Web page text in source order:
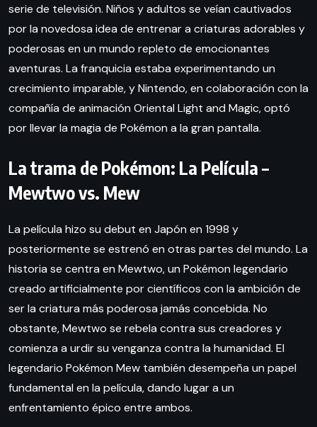
serie de televisión. Niños y adultos se veían cautivados
por la novedosa idea de entrenar a criaturas adorables y
poderosas en un mundo repleto de emocionantes
aventuras. La franquicia estaba experimentando un
crecimiento imparable, y Nintendo, en colaboración con la
compañía de animación Oriental Light and Magic, optó
por llevar la magia de Pokémon a la gran pantalla.
La trama de Pokémon: La Película –
Mewtwo vs. Mew
La película hizo su debut en Japón en 1998 y
posteriormente se estrenó en otras partes del mundo. La
historia se centra en Mewtwo, un Pokémon legendario
creado artificialmente por científicos con la ambición de
ser la criatura más poderosa jamás concebida. No
obstante, Mewtwo se rebela contra sus creadores y
comienza a urdir su venganza contra la humanidad. El
legendario Pokémon Mew también desempeña un papel
fundamental en la película, dando lugar a un
enfrentamiento épico entre ambos.